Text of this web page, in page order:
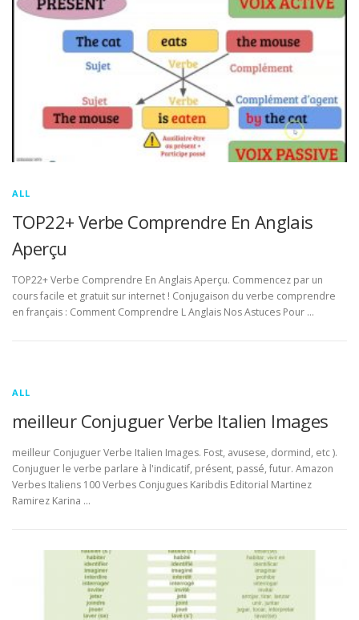
ALL
TOP22+ Verbe Comprendre En Anglais
Aperçu
TOP22+ Verbe Comprendre En Anglais Aperçu. Commencez par un
cours facile et gratuit sur internet ! Conjugaison du verbe comprendre
en français : Comment Comprendre L Anglais Nos Astuces Pour …
ALL
meilleur Conjuguer Verbe Italien Images
meilleur Conjuguer Verbe Italien Images. Fost, avusese, dormind, etc ).
Conjuguer le verbe parlare à l'indicatif, présent, passé, futur. Amazon
Verbes Italiens 100 Verbes Conjugues Karibdis Editorial Martinez
Ramirez Karina …